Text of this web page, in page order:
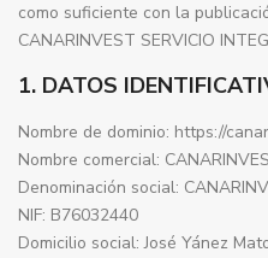
como suficiente con la
CANARINVEST SERVICIO
1. DATOS
Nombre de dominio: https://
Nombre comercial:
Denominación social:
NIF: B76032440
Domicilio social: José Yánez